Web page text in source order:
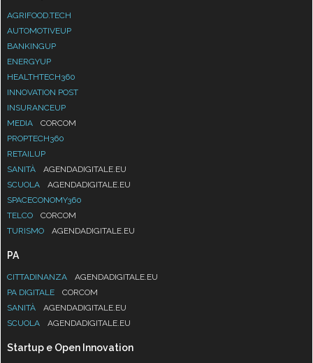
AGRIFOOD.TECH
AUTOMOTIVEUP
BANKINGUP
ENERGYUP
HEALTHTECH360
INNOVATION POST
INSURANCEUP
MEDIA
CORCOM
PROPTECH360
RETAILUP
SANITÀ
AGENDADIGITALE.EU
SCUOLA
AGENDADIGITALE.EU
SPACECONOMY360
TELCO
CORCOM
TURISMO
AGENDADIGITALE.EU
PA
CITTADINANZA
AGENDADIGITALE.EU
PA DIGITALE
CORCOM
SANITÀ
AGENDADIGITALE.EU
SCUOLA
AGENDADIGITALE.EU
Startup e Open Innovation